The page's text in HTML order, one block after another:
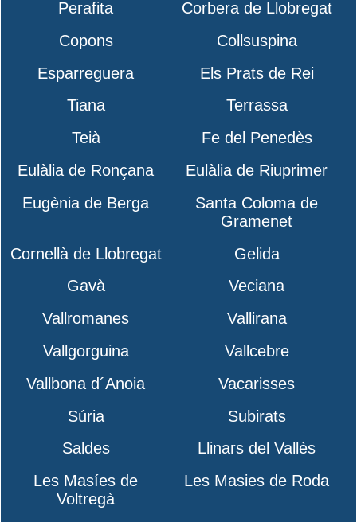
Perafita
Corbera de Llobregat
Copons
Collsuspina
Esparreguera
Els Prats de Rei
Tiana
Terrassa
Teià
Fe del Penedès
Eulàlia de Ronçana
Eulàlia de Riuprimer
Eugènia de Berga
Santa Coloma de
Gramenet
Cornellà de Llobregat
Gelida
Gavà
Veciana
Vallromanes
Vallirana
Vallgorguina
Vallcebre
Vallbona d´Anoia
Vacarisses
Súria
Subirats
Saldes
Llinars del Vallès
Les Masíes de
Voltregà
Les Masies de Roda